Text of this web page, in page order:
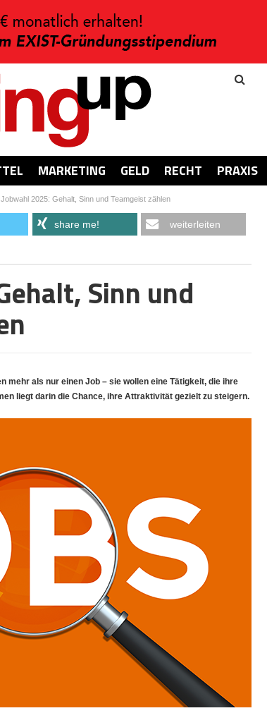
MARKETING GELD RECHT PRAXIS
Jobwahl 2025: Gehalt, Sinn und Teamgeist zählen
share me! weiterleiten
Sinn und
mehr als nur einen Job – sie wollen eine Tätigkeit, die ihre
liegt darin die Chance, ihre Attraktivität gezielt zu steigern.